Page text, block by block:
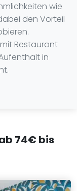
wie
den Vorteil
Restaurant
in
74€ bis